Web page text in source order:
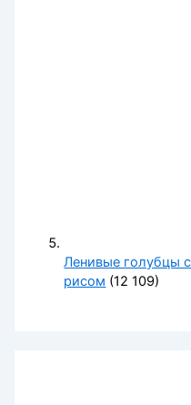
Ленивые голубцы
рисом (12 109)